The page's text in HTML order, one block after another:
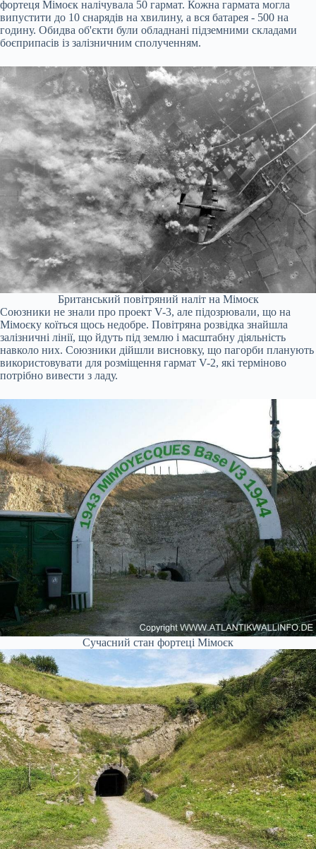
фортеця Мімоєк налічувала 50 гармат. Кожна гармата могла
випустити до 10 снарядів на хвилину, а вся батарея - 500 на
годину. Обидва об'єкти були обладнані підземними складами
боєприпасів із залізничним сполученням.
Британський повітряний наліт на Мімоєк
Союзники не знали про проект V-3, але підозрювали, що на
Мімоєку коїться щось недобре. Повітряна розвідка знайшла
залізничні лінії, що йдуть під землю і масштабну діяльність
навколо них. Союзники дійшли висновку, що пагорби планують
використовувати для розміщення гармат V-2, які терміново
потрібно вивести з ладу.
Сучасний стан фортеці Мімоєк